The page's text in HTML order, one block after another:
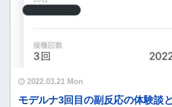
2022.03.21 Mon
モデルナ3回目の副反応の体験談